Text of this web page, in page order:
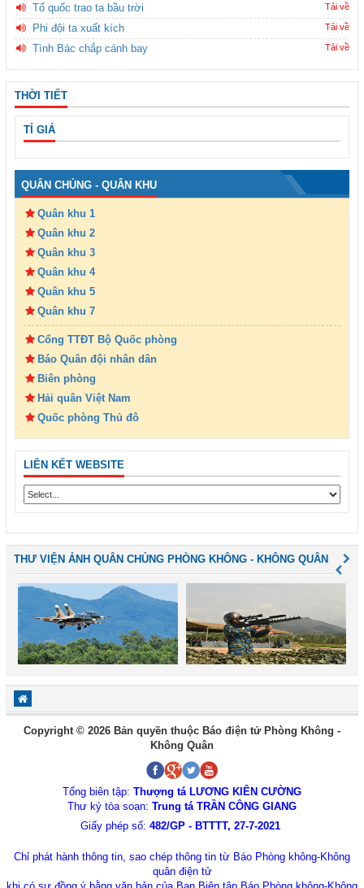
Tổ quốc trao ta bầu trời Tải về
Phi đội ta xuất kích Tải về
Tình Bác chắp cánh bay Tải về
THỜI TIẾT
TỈ GIÁ
QUÂN CHỦNG - QUÂN KHU
Quân khu 1
Quân khu 2
Quân khu 3
Quân khu 4
Quân khu 5
Quân khu 7
Cổng TTĐT Bộ Quốc phòng
Báo Quân đội nhân dân
Biên phòng
Hải quân Việt Nam
Quốc phòng Thủ đô
LIÊN KẾT WEBSITE
THƯ VIỆN ẢNH QUÂN CHỦNG PHÒNG KHÔNG - KHÔNG QUÂN
Copyright © 2026 Bản quyền thuộc Báo điện tử Phòng Không -
Không Quân
Tổng biên tập: Thượng tá LƯƠNG KIÊN CƯỜNG
Thư ký tòa soạn: Trung tá TRẦN CÔNG GIANG
Giấy phép số: 482/GP - BTTTT, 27-7-2021
Chỉ phát hành thông tin, sao chép thông tin từ Báo Phòng không-Không
quân điện tử
khi có sự đồng ý bằng văn bản của Ban Biên tập Báo Phòng không-Không